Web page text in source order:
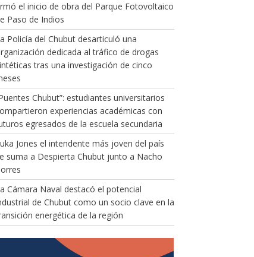
el inicio de obra del Parque Fotovoltaico
Paso de Indios
Policía del Chubut desarticuló una
dedicada al tráfico de drogas
tras una investigación de cinco
Chubut”: estudiantes universitarios
experiencias académicas con
egresados de la escuela secundaria
Jones el intendente más joven del país
suma a Despierta Chubut junto a Nacho
Cámara Naval destacó el potencial
de Chubut como un socio clave en la
energética de la región